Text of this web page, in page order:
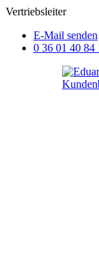
Vertriebsleiter
E-Mail senden
0 36 01 40 84